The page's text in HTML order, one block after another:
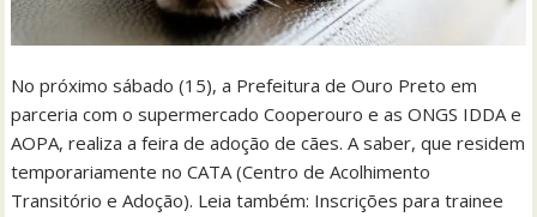
No próximo sábado (15), a Prefeitura de Ouro Preto em
parceria com o supermercado Cooperouro e as ONGS IDDA e
AOPA, realiza a feira de adoção de cães. A saber, que residem
temporariamente no CATA (Centro de Acolhimento
Transitório e Adoção). Leia também: Inscrições para trainee